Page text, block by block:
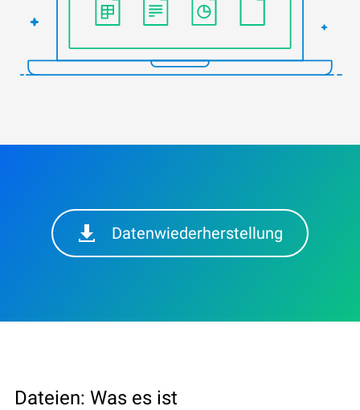
Datenwiederherstellung
Dateien: Was es ist